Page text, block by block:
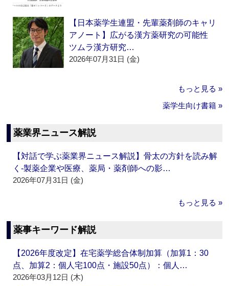
【日本薬学生連盟・先輩薬剤師のキャリ
アノート】広がる漢方薬研究の可能性
ツムラ漢方研究…
2026年07月31日 (金)
もっと見る »
薬学生向け書籍 »
薬業界ニュース解説
【対話で学ぶ薬業界ニュース解説】骨太の方針を読み解
く‐製薬企業や医療、薬局・薬剤師への影…
2026年07月31日 (金)
もっと見る »
薬事キーワード解説
【2026年度改定】在宅薬学総合体制加算（加算1：30
点、加算2：個人宅100点・施設50点）：個人…
2026年03月12日 (木)